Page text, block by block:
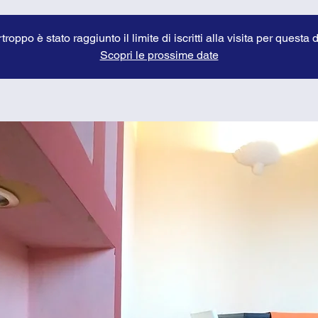
è stato raggiunto il limite di iscritti alla visita per questa
Scopri le prossime date